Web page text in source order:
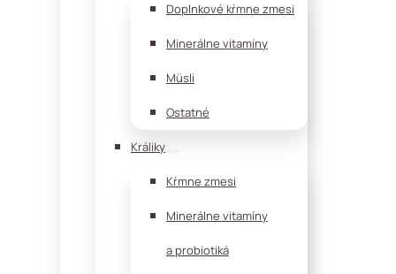
Doplnkové kŕmne zmesi
Minerálne vitamíny
Müsli
Ostatné
Králiky
Kŕmne zmesi
Minerálne vitamíny
a probiotiká